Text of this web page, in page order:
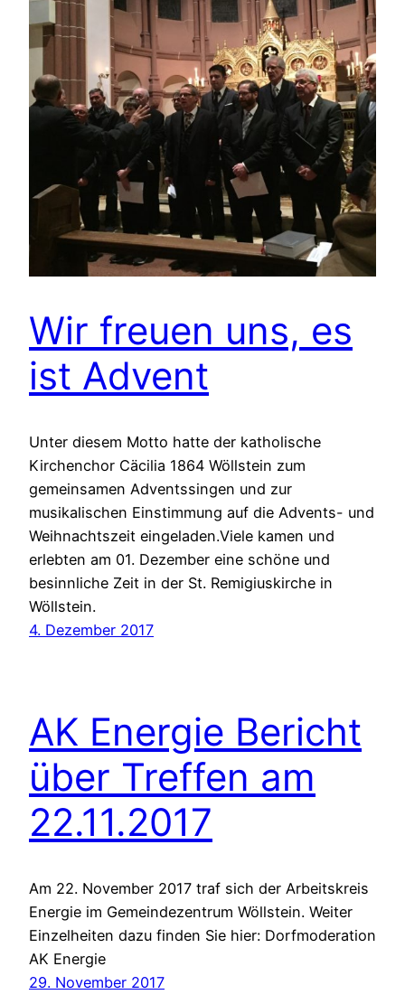
Wir freuen uns, es
ist Advent
Unter diesem Motto hatte der katholische
Kirchenchor Cäcilia 1864 Wöllstein zum
gemeinsamen Adventssingen und zur
musikalischen Einstimmung auf die Advents- und
Weihnachtszeit eingeladen.Viele kamen und
erlebten am 01. Dezember eine schöne und
besinnliche Zeit in der St. Remigiuskirche in
Wöllstein.
4. Dezember 2017
AK Energie Bericht
über Treffen am
22.11.2017
Am 22. November 2017 traf sich der Arbeitskreis
Energie im Gemeindezentrum Wöllstein. Weiter
Einzelheiten dazu finden Sie hier: Dorfmoderation
AK Energie
29. November 2017